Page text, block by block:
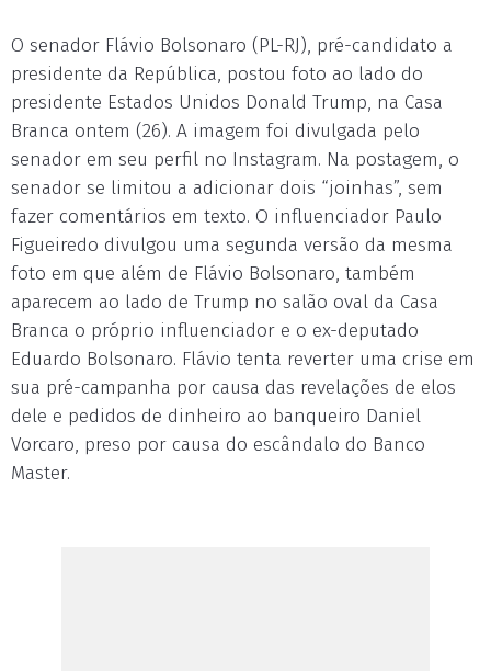
O senador Flávio Bolsonaro (PL-RJ), pré-candidato a
presidente da República, postou foto ao lado do
presidente Estados Unidos Donald Trump, na Casa
Branca ontem (26). A imagem foi divulgada pelo
senador em seu perfil no Instagram. Na postagem, o
senador se limitou a adicionar dois “joinhas”, sem
fazer comentários em texto. O influenciador Paulo
Figueiredo divulgou uma segunda versão da mesma
foto em que além de Flávio Bolsonaro, também
aparecem ao lado de Trump no salão oval da Casa
Branca o próprio influenciador e o ex-deputado
Eduardo Bolsonaro. Flávio tenta reverter uma crise em
sua pré-campanha por causa das revelações de elos
dele e pedidos de dinheiro ao banqueiro Daniel
Vorcaro, preso por causa do escândalo do Banco
Master.